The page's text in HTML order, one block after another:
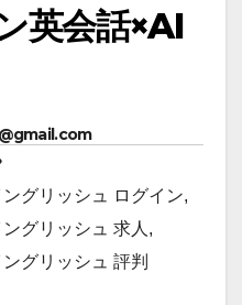
英会話×AI
グリッシュ ログイン,
グリッシュ 求人 ,
グリッシュ 評判